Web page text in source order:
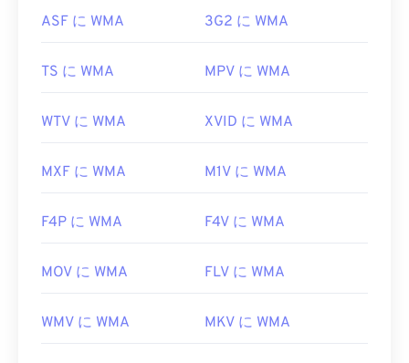
、Google Android
Windows Phone/Windows 10
Mobile向けのバージョンがそれぞれ用意されている
初回リリース:
https://en.wikipedia.org/wiki/Windows_Media_Audio
us/windows/desktop/medfound/windows-media-
ASF に WMA 3G2 に WMA
TS に WMA MPV に WMA
WTV に WMA XVID に WMA
MXF に WMA M1V に WMA
F4P に WMA F4V に WMA
MOV に WMA FLV に WMA
WMV に WMA MKV に WMA